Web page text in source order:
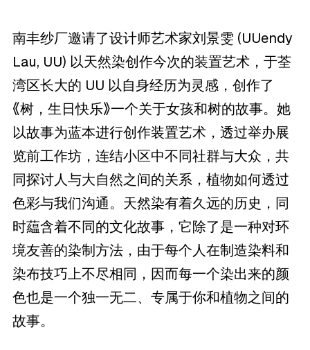
南丰纱厂邀请了设计师艺术家刘景雯 (UUendy
Lau, UU) 以天然染创作今次的装置艺术，于荃
湾区长大的 UU 以自身经历为灵感，创作了
《树，生日快乐》一个关于女孩和树的故事。她
以故事为蓝本进行创作装置艺术，透过举办展
览前工作坊，连结小区中不同社群与大众，共
同探讨人与大自然之间的关系，植物如何透过
色彩与我们沟通。天然染有着久远的历史，同
时藴含着不同的文化故事，它除了是一种对环
境友善的染制方法，由于每个人在制造染料和
染布技巧上不尽相同，因而每一个染出来的颜
色也是一个独一无二、专属于你和植物之间的
故事。